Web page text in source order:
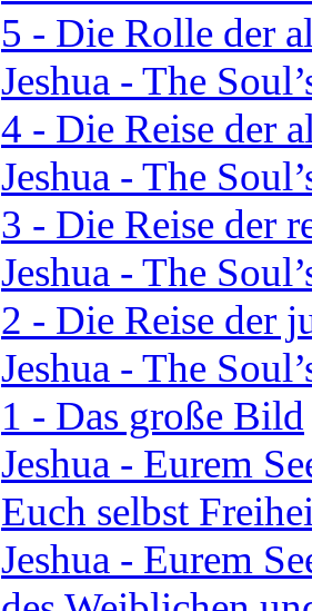
5 - Die Rolle der
Jeshua - The
4 - Die Reise der
Jeshua - The
3 - Die Reise der
Jeshua - The
2 - Die Reise der
Jeshua - The
1 - Das große Bild
Jeshua - Eurem
Euch selbst
Jeshua - Eurem